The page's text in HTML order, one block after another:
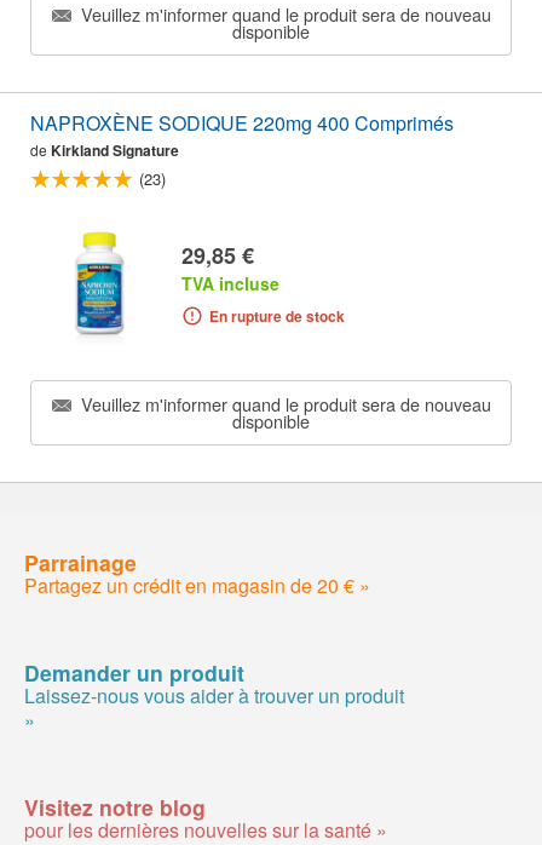
Veuillez m'informer quand le produit sera de nouveau
disponible
NAPROXÈNE SODIQUE 220mg 400 Comprimés
de Kirkland Signature
(23)
29,85 €
TVA incluse
En rupture de stock
Veuillez m'informer quand le produit sera de nouveau
disponible
Parrainage
Partagez un crédit en magasin de 20 € »
Demander un produit
Laissez-nous vous aider à trouver un produit
»
Visitez notre blog
pour les dernières nouvelles sur la santé »